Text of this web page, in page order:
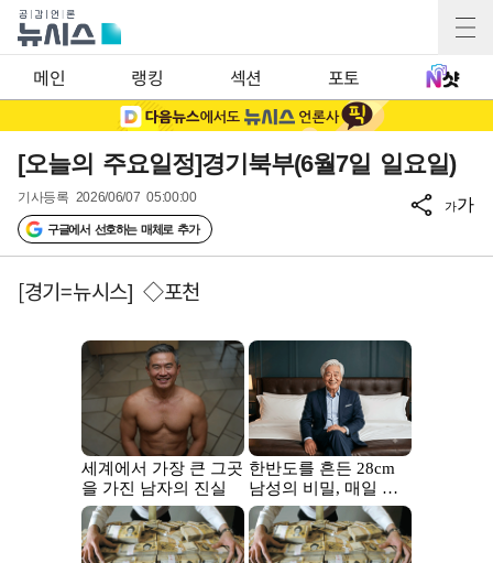
메인 랭킹 섹션 포토
[오늘의 주요일정]경기북부(6월7일 일요일)
기사등록 2026/06/07 05:00:00
구글에서 선호하는 매체로 추가
가가
[경기=뉴시스] ◇포천